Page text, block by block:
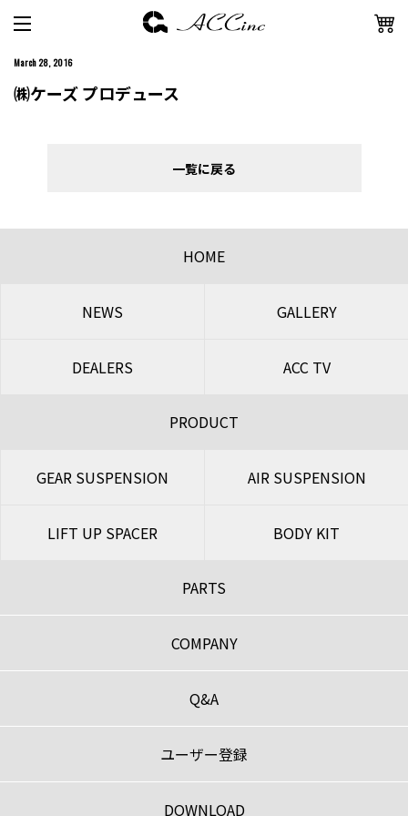
March 28, 2016
㈱ケーズ プロデュース
一覧に戻る
HOME
NEWS GALLERY
DEALERS ACC TV
PRODUCT
GEAR SUSPENSION AIR SUSPENSION
LIFT UP SPACER BODY KIT
PARTS
COMPANY
Q&A
ユーザー登録
DOWNLOAD